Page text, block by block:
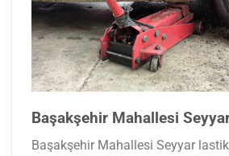
Başakşehir Mahallesi
Başakşehir Mahallesi Seyyar